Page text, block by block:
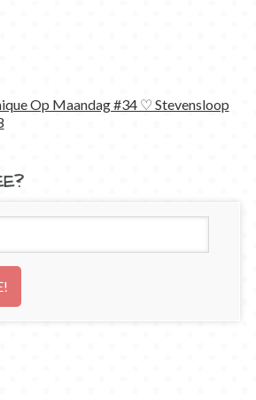
Op Maandag #34 ♡ Stevensloop